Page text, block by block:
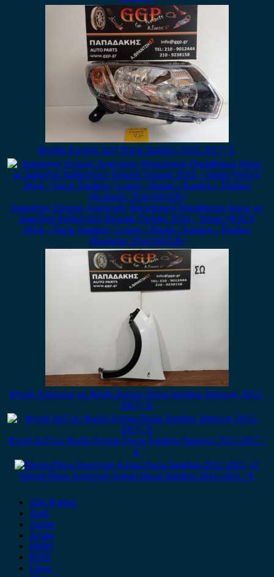
Φανάρι Εμπρός Δεξί Dacia Sandero 2012-2017 / Ε
Διακόπτης Εμπρός Αριστερός Ηλεκτρικού Παραθύρου 4πλος με
Διακόπτη Καθρέπτών Renault Twingo 2014- / Smart (W453)
2014- / Dacia Sandero / Loggy / Duster / Kangoo / Dokker
(Κωδικός: 254110431R)
Φτερό Αριστερό με Φρύδι Άσπρο Dacia Sandero Stepway 2012-
2017 / Ε
Φτερό Δεξί με Φρύδι Άσπρο Dacia Sandero Stepway 2012-2017 /
Ε
Πόρτα Πίσω Αριστερή Ασημί Dacia Sandero 2012-2021 / Ε
Alfa Romeo
Audi
Austin
Acura
BMW
BYD
Chery